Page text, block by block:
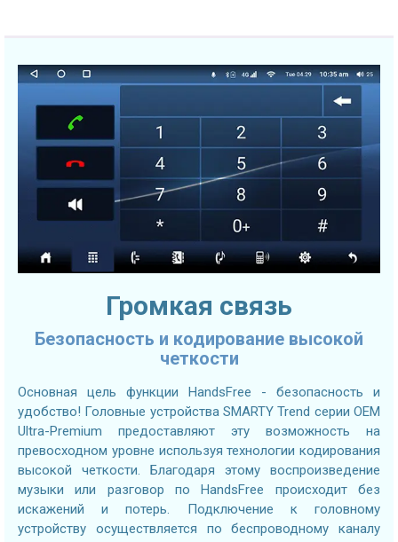
Громкая связь
Безопасность и кодирование высокой
четкости
Основная цель функции HandsFree - безопасность и
удобство! Головные устройства SMARTY Trend серии OEM
Ultra-Premium предоставляют эту возможность на
превосходном уровне используя технологии кодирования
высокой четкости. Благодаря этому воспроизведение
музыки или разговор по HandsFree происходит без
искажений и потерь. Подключение к головному
устройству осуществляется по беспроводному каналу